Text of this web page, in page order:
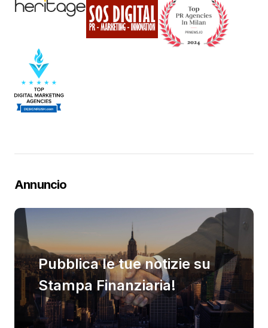
Annuncio
Pubblica le tue notizie su
Stampa Finanziaria!